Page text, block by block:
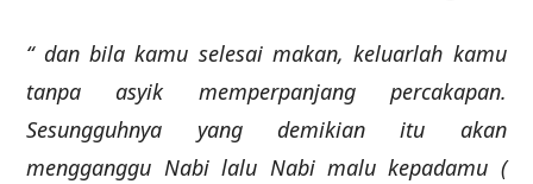
“ dan bila kamu selesai makan, keluarlah kamu
tanpa asyik memperpanjang percakapan.
Sesungguhnya yang demikian itu akan
mengganggu Nabi lalu Nabi malu kepadamu (